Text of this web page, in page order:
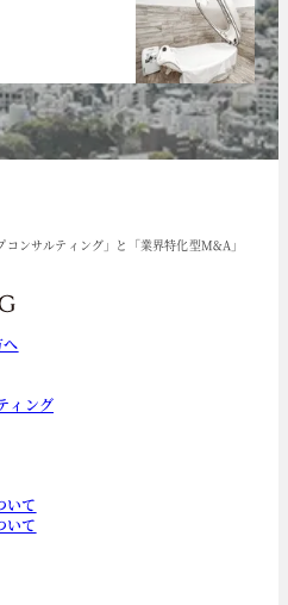
ンサルティング」と「業界特化型M&A」
ィング
いて
いて